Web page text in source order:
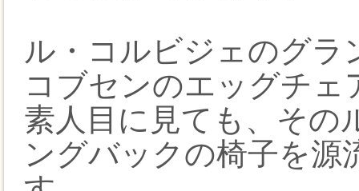
ル・コルビジェのグラ
コブセンのエッグチェ
素人目に見ても、その
ングバックの椅子を